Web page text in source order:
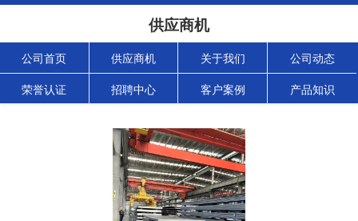
供应商机
公司首页 供应商机 关于我们 公司动态
荣誉认证 招聘中心 客户案例 产品知识